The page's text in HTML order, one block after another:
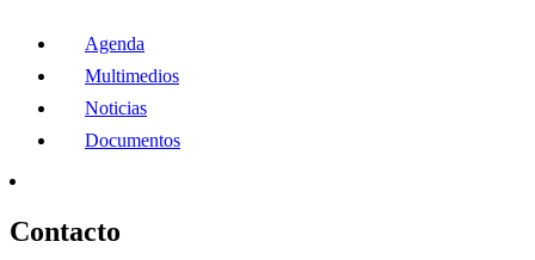
Agenda
Multimedios
Noticias
Documentos
Contacto